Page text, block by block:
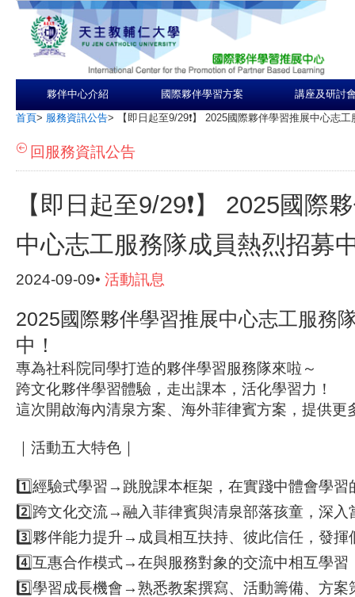
夥伴中心介紹 國際夥伴學習方案 講座及研討
首頁> 服務資訊公告> 【即日起至9/29❗️】 2025國際夥伴學習推展中心志
回服務資訊公告
【即日起至9/29❗️】 2025國際
中心志工服務隊成員熱烈招募
2024-09-09• 活動訊息
2025國際夥伴學習推展中心志工服務
中！
專為社科院同學打造的夥伴學習服務隊來啦～
跨文化夥伴學習體驗，走出課本，活化學習力！
這次開啟海內清泉方案、海外菲律賓方案，提供更
｜活動五大特色｜
1️⃣經驗式學習→跳脫課本框架，在實踐中體會學習
2️⃣跨文化交流→融入菲律賓與清泉部落孩童，深入
3️⃣夥伴能力提升→成員相互扶持、彼此信任，發
4️⃣互惠合作模式→在與服務對象的交流中相互學習
5️⃣學習成長機會→熟悉教案撰寫、活動籌備、方案